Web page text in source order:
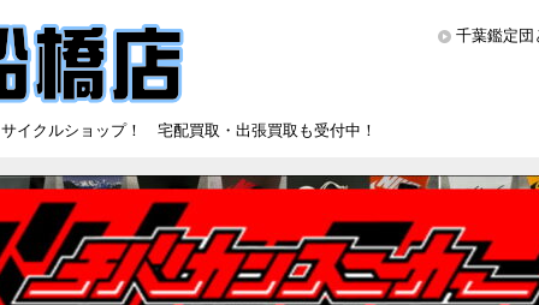
イクルショップ！ 宅配買取・出張買取も受付中！
千葉鑑定団